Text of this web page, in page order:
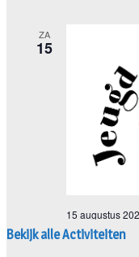
Bekijk alle Activiteiten